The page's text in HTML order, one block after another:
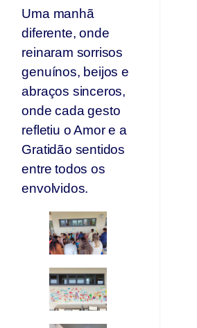
Uma manhã
diferente, onde
reinaram sorrisos
genuínos, beijos e
abraços sinceros,
onde cada gesto
refletiu o Amor e a
Gratidão sentidos
entre todos os
envolvidos.